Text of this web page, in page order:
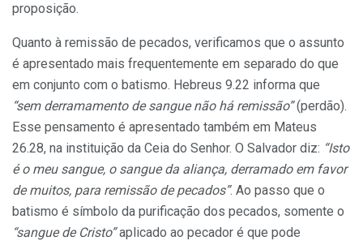
proposição.
Quanto à remissão de pecados, verificamos que o assunto
é apresentado mais frequentemente em separado do que
em conjunto com o batismo. Hebreus 9.22 informa que
“sem derramamento de sangue não há remissão”(perdão).
Esse pensamento é apresentado também em Mateus
26.28, na instituição da Ceia do Senhor. O Salvador diz: “Isto
é o meu sangue, o sangue da aliança, derramado em favor
de muitos, para remissão de pecados”. Ao passo que o
batismo é símbolo da purificação dos pecados, somente o
“sangue de Cristo”aplicado ao pecador é que pode